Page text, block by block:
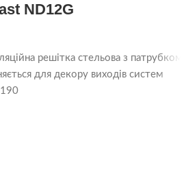
ND12G
решітка стельова з патрубком
для декору виходів систем
190